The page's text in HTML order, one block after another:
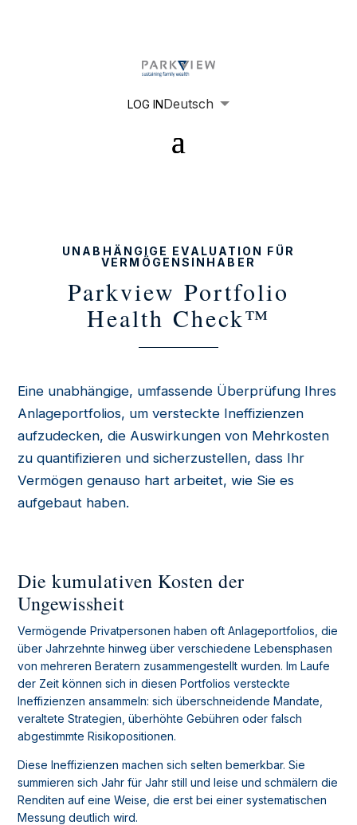
LOG INDeutsch
Español
UNABHÄNGIGE EVALUATION FÜR
VERMÖGENSINHABER
Parkview Portfolio
Health Check™
Eine unabhängige, umfassende Überprüfung Ihres
Anlageportfolios, um versteckte Ineffizienzen
aufzudecken, die Auswirkungen von Mehrkosten
zu quantifizieren und sicherzustellen, dass Ihr
Vermögen genauso hart arbeitet, wie Sie es
aufgebaut haben.
Die kumulativen Kosten der
Ungewissheit
Vermögende Privatpersonen haben oft Anlageportfolios, die
über Jahrzehnte hinweg über verschiedene Lebensphasen
von mehreren Beratern zusammengestellt wurden. Im Laufe
der Zeit können sich in diesen Portfolios versteckte
Ineffizienzen ansammeln: sich überschneidende Mandate,
veraltete Strategien, überhöhte Gebühren oder falsch
abgestimmte Risikopositionen.
Diese Ineffizienzen machen sich selten bemerkbar. Sie
summieren sich Jahr für Jahr still und leise und schmälern die
Renditen auf eine Weise, die erst bei einer systematischen
Messung deutlich wird.